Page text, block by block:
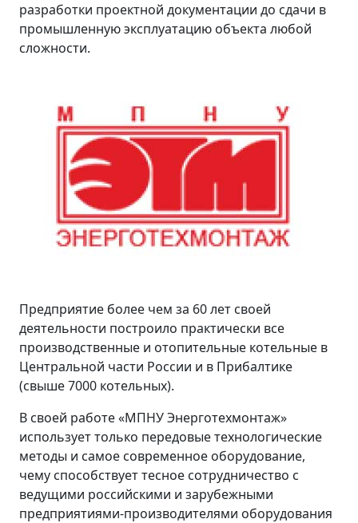
разработки проектной документации до сдачи в
промышленную эксплуатацию объекта любой
сложности.
Предприятие более чем за 60 лет своей
деятельности построило практически все
производственные и отопительные котельные в
Центральной части России и в Прибалтике
(свыше 7000 котельных).
В своей работе «МПНУ Энерготехмонтаж»
использует только передовые технологические
методы и самое современное оборудование,
чему способствует тесное сотрудничество с
ведущими российскими и зарубежными
предприятиями-производителями оборудования